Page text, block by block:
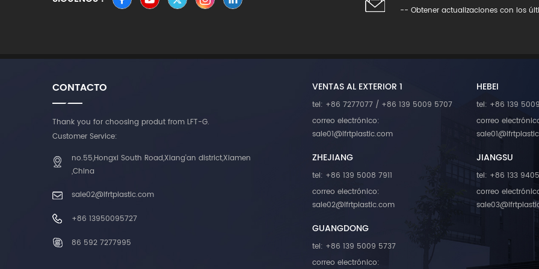
petróleo y gas
dispositivos médicos
proceso de trabajo
recomendación
preparación de muestras
de COA y verificación
Producción, entrega y
LCF50%) Propiedad
típico Resistencia a la
259 Módulo de tracción
Resistencia a la flexión
Módulo de flexión MPa
Impacto Izod con entalla
Temperatura de deflexión
(1.8 MPa) °C 204
la PA12 reforzada con
-- Obtener actualizaciones con los
CONTACTO
Thank you for choosing produt from LFT-G.
Customer Service:
no.55,Hongxi South Road,Xiang'an district,Xiamen
,China
sale02@lfrtplastic.com
+86 13950095727
86 592 7277995
VENTAS AL EXTERIOR 1
tel: +86 7277077 / +86 139 5009 5707
correo electrónico:
sale01@lfrtplastic.com
HEBEI
tel: +86 139
correo
ZHEJIANG
tel: +86 139 5008 7911
correo electrónico:
sale02@lfrtplastic.com
JIANGSU
tel: +86 133
correo
GUANGDONG
tel: +86 139 5009 5737
correo electrónico: